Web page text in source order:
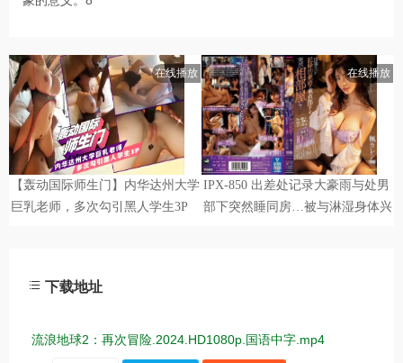
下载地址
流浪地球2：再次冒险.2024.HD1080p.国语中字.mp4